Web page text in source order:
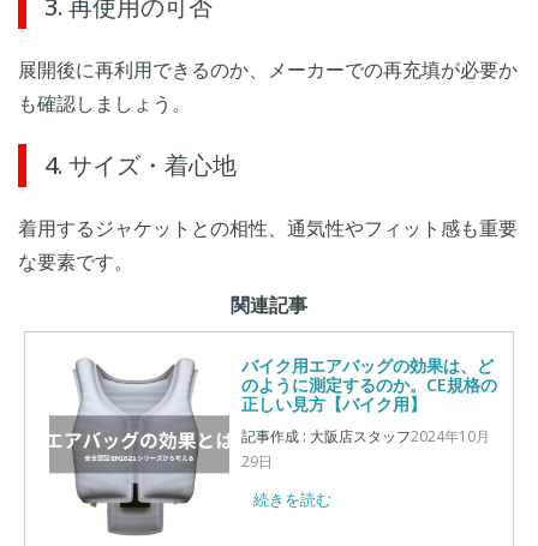
3. 再使用の可否
展開後に再利用できるのか、メーカーでの再充填が必要か
も確認しましょう。
4. サイズ・着心地
着用するジャケットとの相性、通気性やフィット感も重要
な要素です。
関連記事
バイク用エアバッグの効果は、ど
のように測定するのか。CE規格の
正しい見方【バイク用】
記事作成 : 大阪店スタッフ2024年10月
29日
続きを読む